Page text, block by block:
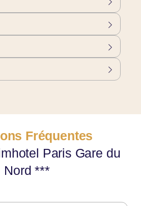
Gaulle - 22km / ORY - Orly - 20km
E - 100m
- 100m / Gare de l'Est - TGV -
Fréquentes
Paris Gare du
Nord ***